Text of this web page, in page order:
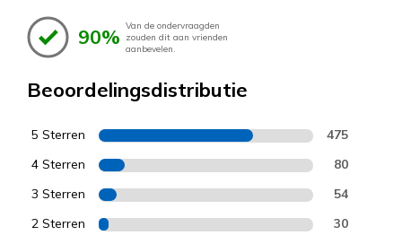
90% Van de ondervraagden
zouden dit aan vrienden
aanbevelen.
Beoordelingsdistributie
5 Sterren 475
4 Sterren 80
3 Sterren 54
2 Sterren 30